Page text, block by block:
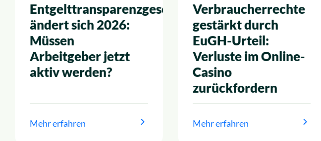
Entgelttransparenzgesetz
ändert sich 2026:
Müssen
Arbeitgeber jetzt
aktiv werden?
Mehr erfahren
Verbraucherrechte
gestärkt durch
EuGH-Urteil:
Verluste im Online-
Casino
zurückfordern
Mehr erfahren